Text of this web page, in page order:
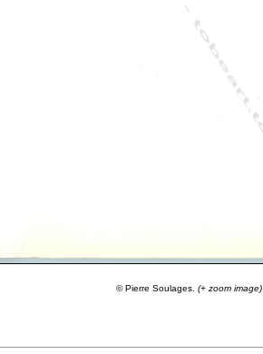
© Pierre Soulages. (+ zoom image)